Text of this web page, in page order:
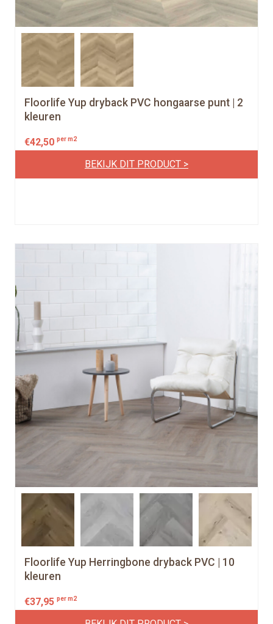
Floorlife Yup dryback PVC hongaarse punt | 2
kleuren
€42,50 per m2
BEKIJK DIT PRODUCT >
Floorlife Yup Herringbone dryback PVC | 10
kleuren
€37,95 per m2